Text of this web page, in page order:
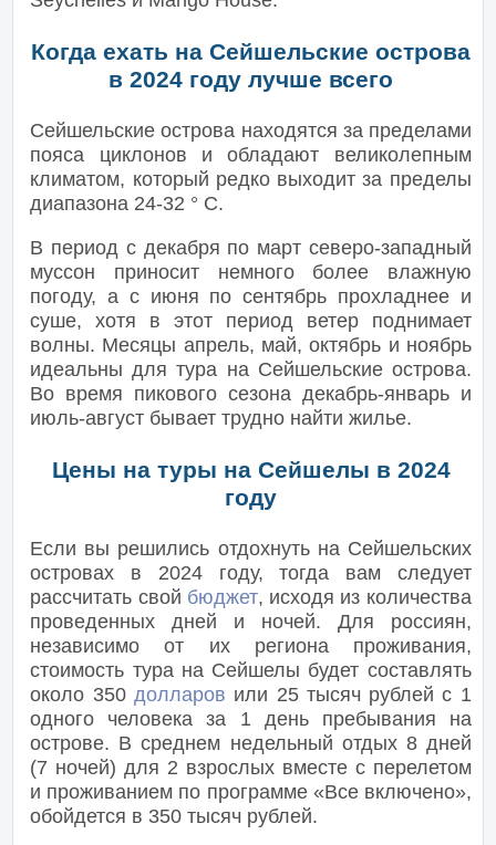
Когда ехать на Сейшельские острова
в 2024 году лучше всего
Сейшельские острова находятся за пределами
пояса циклонов и обладают великолепным
климатом, который редко выходит за пределы
диапазона 24-32 ° C.
В период с декабря по март северо-западный
муссон приносит немного более влажную
погоду, а с июня по сентябрь прохладнее и
суше, хотя в этот период ветер поднимает
волны. Месяцы апрель, май, октябрь и ноябрь
идеальны для тура на Сейшельские острова.
Во время пикового сезона декабрь-январь и
июль-август бывает трудно найти жилье.
Цены на туры на Сейшелы в 2024
году
Если вы решились отдохнуть на Сейшельских
островах в 2024 году, тогда вам следует
рассчитать свой бюджет, исходя из количества
проведенных дней и ночей. Для россиян,
независимо от их региона проживания,
стоимость тура на Сейшелы будет составлять
около 350 долларов или 25 тысяч рублей с 1
одного человека за 1 день пребывания на
острове. В среднем недельный отдых 8 дней
(7 ночей) для 2 взрослых вместе с перелетом
и проживанием по программе «Все включено»,
обойдется в 350 тысяч рублей.